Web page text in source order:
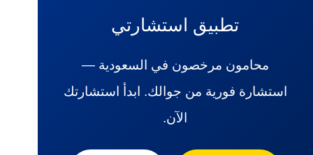
تطبيق استشارتي
محامون مرخصون في السعودية —
استشارة فورية من جوالك. ابدأ استشارتك
الآن.